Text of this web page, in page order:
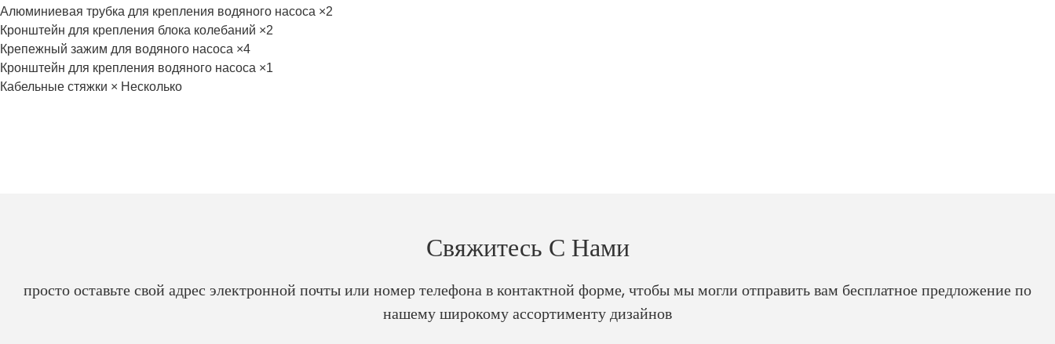
Алюминиевая трубка для крепления водяного насоса ×2
Кронштейн для крепления блока колебаний ×2
Крепежный зажим для водяного насоса ×4
Кронштейн для крепления водяного насоса ×1
Кабельные стяжки × Несколько
Свяжитесь С Нами
просто оставьте свой адрес электронной почты или номер телефона в контактной форме, чтобы мы могли отправить вам бесплатное предложение по
нашему широкому ассортименту дизайнов